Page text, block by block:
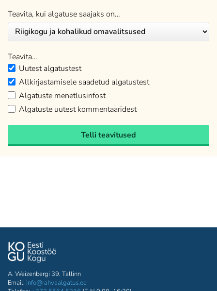
Teavita, kui algatuse saajaks on…
Teavita…
Uutest algatustest
Allkirjastamisele saadetud algatustest
Algatuste menetlusinfost
Algatuste uutest kommentaaridest
Telli teavitused
A. Weizenbergi 39, Tallinn
Email: info@rahvaalgatus.ee